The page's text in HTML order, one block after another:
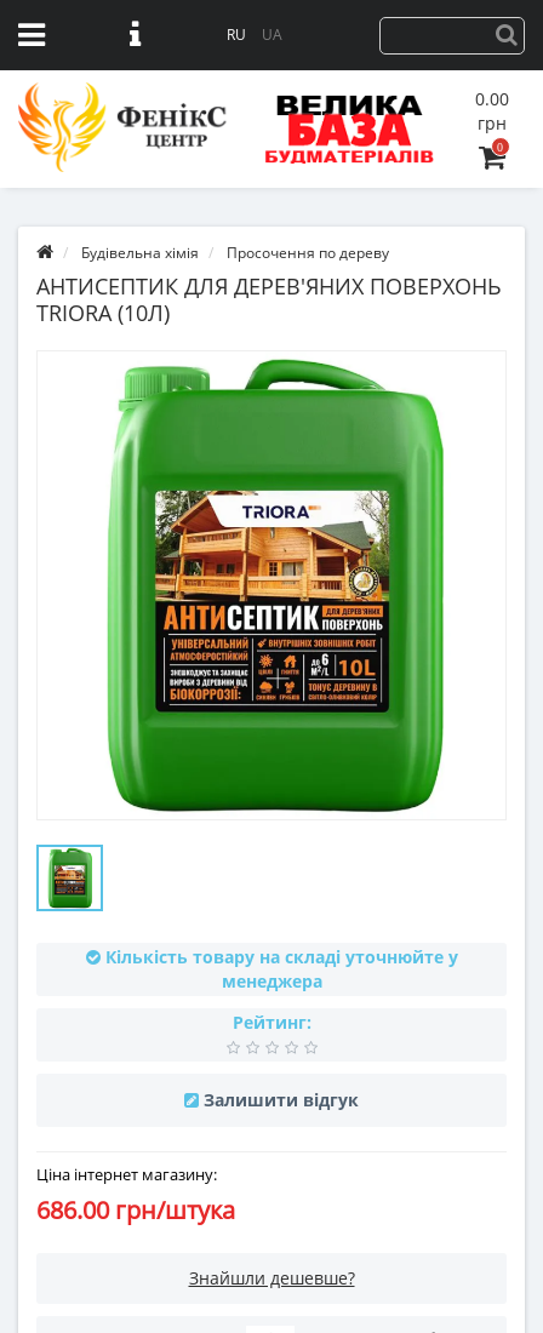
RU UA
0.00
грн
0
Будівельна хімія Просочення по дереву
АНТИСЕПТИК ДЛЯ ДЕРЕВ'ЯНИХ ПОВЕРХОНЬ
TRIORA (10Л)
Кількість товару на складі уточнюйте у
менеджера
Рейтинг:
Залишити відгук
Ціна інтернет магазину:
686.00 грн/штука
Знайшли дешевше?